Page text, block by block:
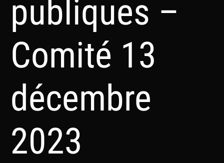
publiques –
Comité 13
décembre
2023